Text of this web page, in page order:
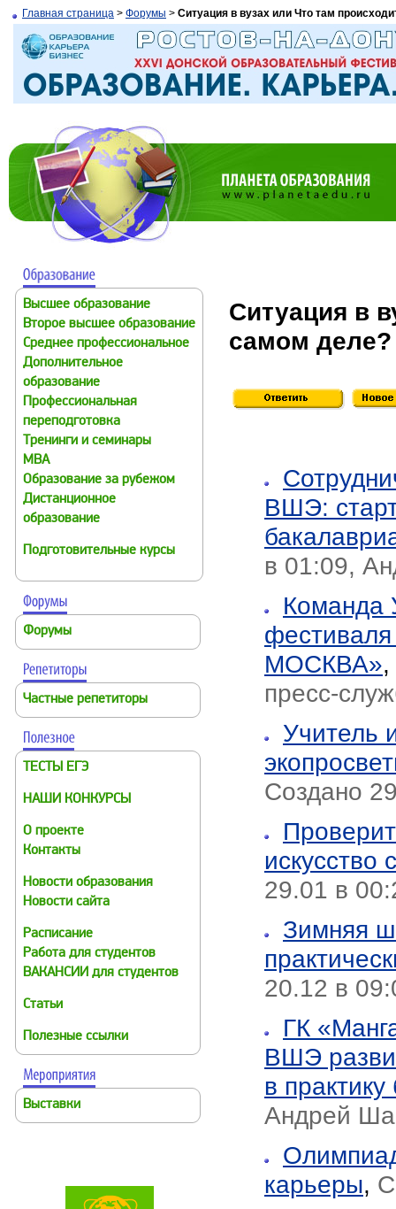
Главная страница > Форумы > Ситуация в вузах или Что там
Высшее образование
Второе высшее образование
Среднее профессиональное
Дополнительное
образование
Профессиональная
переподготовка
Тренинги и семинары
MBA
Образование за рубежом
Дистанционное
образование
Подготовительные курсы
Форумы
Частные репетиторы
ТЕСТЫ ЕГЭ
НАШИ КОНКУРСЫ
О проекте
Контакты
Новости образования
Новости сайта
Расписание
Работа для студентов
ВАКАНСИИ для студентов
Статьи
Полезные ссылки
Выставки
Ситуация в
самом деле?
ВШЭ:
в 01:09,
Команда
МОСКВА»,
пресс-
Учитель
Создано
29.01 в
Зимняя
20.12 в
ГК
ВШЭ
в
Андрей
карьеры,